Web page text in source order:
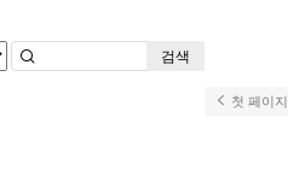
검색
첫 페이지